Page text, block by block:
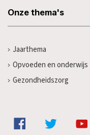
Onze thema's
Jaarthema
Opvoeden en onderwijs
Gezondheidszorg